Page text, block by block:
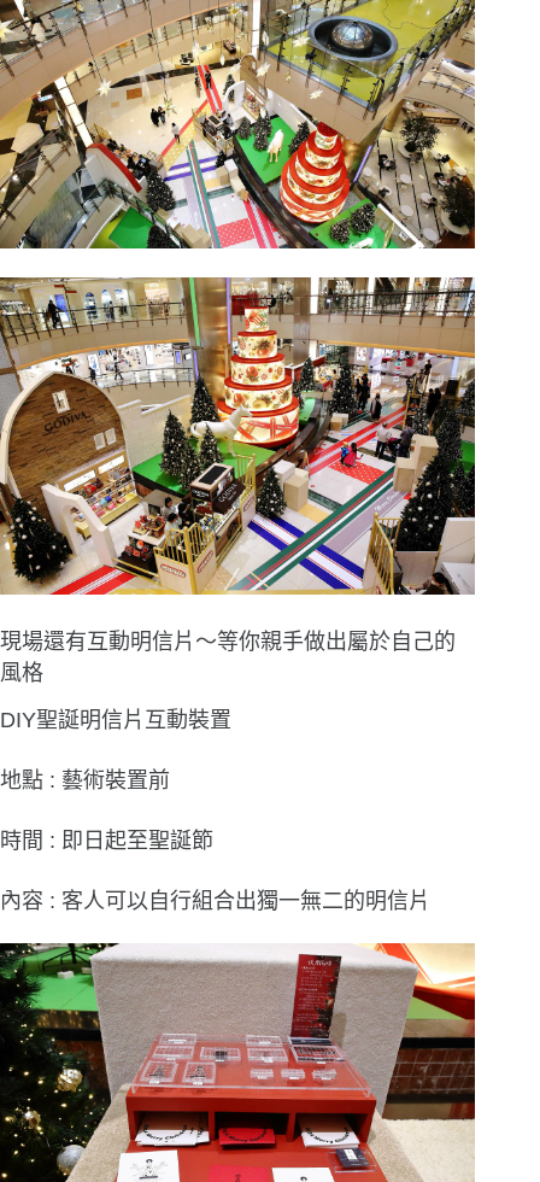
現場還有互動明信片〜等你親手做出屬於自己的
風格
DIY聖誕明信片互動裝置
地點 : 藝術裝置前
時間 : 即日起至聖誕節
內容 : 客人可以自行組合出獨一無二的明信片